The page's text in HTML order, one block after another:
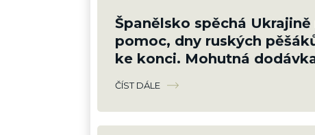
Španělsko spěchá Ukrajině
pomoc, dny ruských
ke konci. Mohutná
srovná do latě
ČÍST DÁLE